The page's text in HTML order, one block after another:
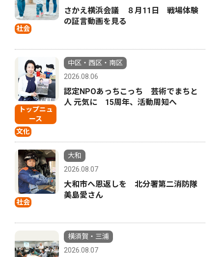
社会
さかえ横浜会議 ８月11日 戦場体験
の証言動画を見る
トップニュ
ース
文化
中区・西区・南区
2026.08.06
認定NPOあっちこっち 芸術でまちと
人 元気に 15周年、活動周知へ
社会
大和
2026.08.07
大和市へ恩返しを 北分署第二消防隊
美島愛さん
横須賀・三浦
2026.08.07